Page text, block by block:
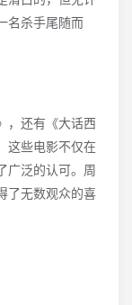
名杀手尾随而
，还有《大话西
这些电影不仅在
广泛的认可。周
了无数观众的喜